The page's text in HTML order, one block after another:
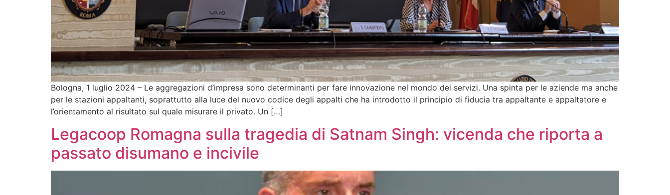
Bologna, 1 luglio 2024 – Le aggregazioni d’impresa sono determinanti per fare innovazione nel mondo dei servizi. Una spinta per le aziende ma anche
per le stazioni appaltanti, soprattutto alla luce del nuovo codice degli appalti che ha introdotto il principio di fiducia tra appaltante e appaltatore e
l’orientamento al risultato sul quale misurare il privato. Un […]
Legacoop Romagna sulla tragedia di Satnam Singh: vicenda che riporta a
passato disumano e incivile